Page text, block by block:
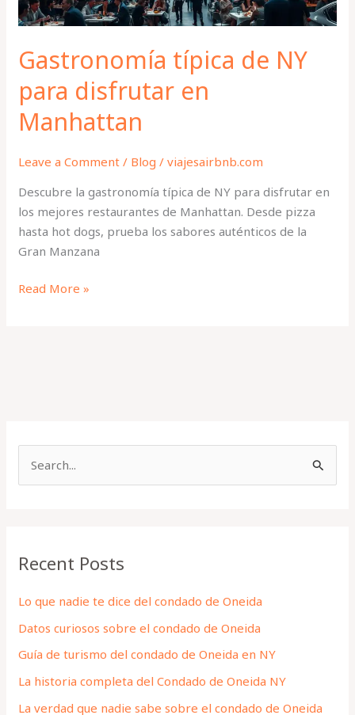
Gastronomía típica de NY
para disfrutar en
Manhattan
Leave a Comment / Blog /viajesairbnb.com
Descubre la gastronomía típica de NY para disfrutar en
los mejores restaurantes de Manhattan. Desde pizza
hasta hot dogs, prueba los sabores auténticos de la
Gran Manzana
Read More »
c
f
o
r
:
Recent Posts
Lo que nadie te dice del condado de Oneida
Datos curiosos sobre el condado de Oneida
Guía de turismo del condado de Oneida en NY
La historia completa del Condado de Oneida NY
La verdad que nadie sabe sobre el condado de Oneida